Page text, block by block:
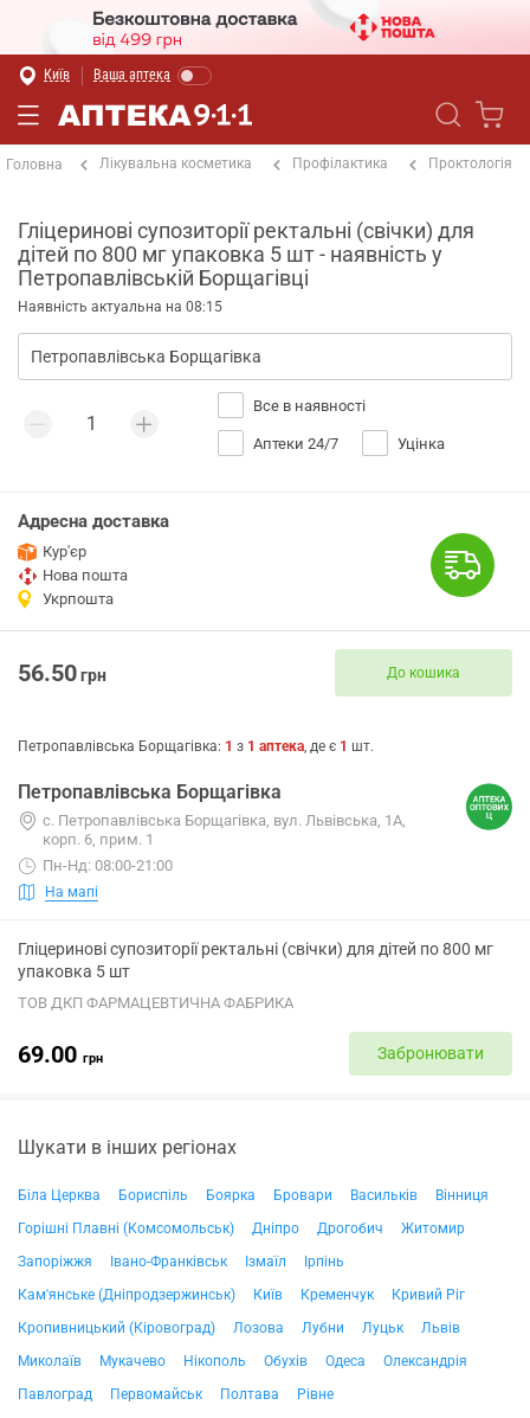
Київ Ваша аптека
Головна Лікувальна косметика Профілактика Проктологія
Гліцеринові супозиторії ректальні (свічки) для
дітей по 800 мг упаковка 5 шт - наявність у
Петропавлівській Борщагівці
Наявність актуальна на 08:15
Все в наявності
Аптеки 24/7 Уцінка
Адресна доставка
Кур'єр
Нова пошта
Укрпошта
56.50грн До кошика
Петропавлівська Борщагівка: 1 з 1 аптека, де є 1 шт.
Петропавлівська Борщагівка
с. Петропавлівська Борщагівка, вул. Львівська, 1А,
корп. 6, прим. 1
Пн-Нд: 08:00-21:00
На мапі
Гліцеринові супозиторії ректальні (свічки) для дітей по 800 мг
упаковка 5 шт
ТОВ ДКП ФАРМАЦЕВТИЧНА ФАБРИКА
69.00 грн Забронювати
Шукати в інших регіонах
Біла Церква Бориспіль Боярка Бровари Васильків
Вінниця
Горішні Плавні (Комсомольськ)
Дніпро Дрогобич
Житомир
Запоріжжя
Івано-Франківськ Ізмаїл
Ірпінь
Кам'янське (Дніпродзержинськ)
Київ Кременчук
Кривий Ріг
Кропивницький (Кіровоград)
Лозова Лубни Луцьк
Львів
Миколаїв
Мукачево Нікополь Обухів Одеса
Олександрія
Павлоград
Первомайськ Полтава
Рівне